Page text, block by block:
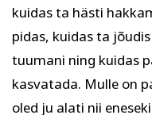
kuidas ta hästi
pidas, kuidas ta
tuumani ning kuidas
kasvatada. Mulle on
oled ju alati nii